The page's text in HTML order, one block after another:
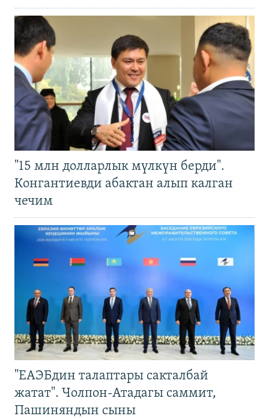
"15 млн долларлык мүлкүн берди".
Конгантиевди абактан алып калган
чечим
"ЕАЭБдин талаптары сакталбай
жатат". Чолпон-Атадагы саммит,
Пашиняндын сыны